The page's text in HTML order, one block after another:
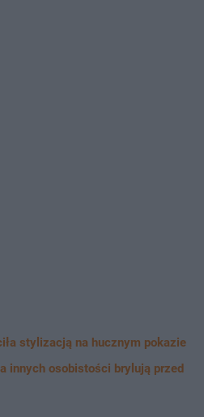
stylizacją na hucznym pokazie
innych osobistości brylują przed